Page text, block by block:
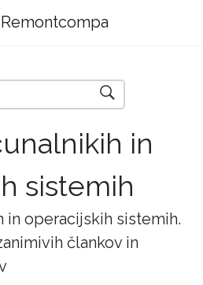
Remontcompa
in
sistemih
in operacijskih sistemih.
člankov in